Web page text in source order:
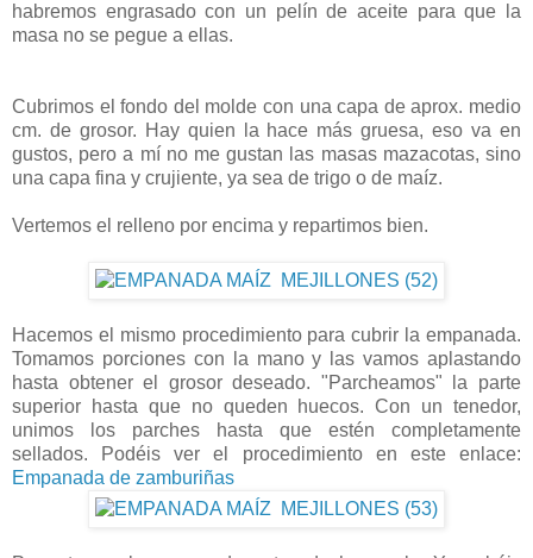
habremos engrasado con un pelín de aceite para que la
masa no se pegue a ellas.
Cubrimos el fondo del molde con una capa de aprox. medio
cm. de grosor. Hay quien la hace más gruesa, eso va en
gustos, pero a mí no me gustan las masas mazacotas, sino
una capa fina y crujiente, ya sea de trigo o de maíz.
Vertemos el relleno por encima y repartimos bien.
Hacemos el mismo procedimiento para cubrir la empanada.
Tomamos porciones con la mano y las vamos aplastando
hasta obtener el grosor deseado. "Parcheamos" la parte
superior hasta que no queden huecos. Con un tenedor,
unimos los parches hasta que estén completamente
sellados. Podéis ver el procedimiento en este enlace:
Empanada de zamburiñas